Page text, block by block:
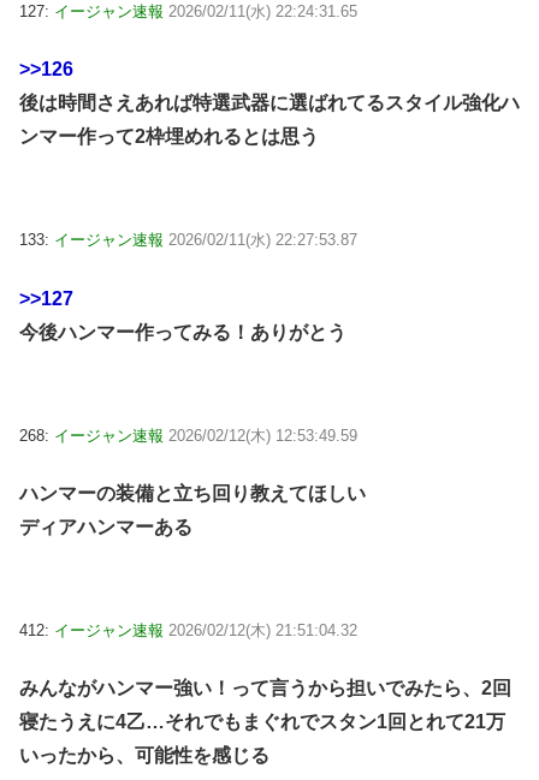
127: イージャン速報 2026/02/11(水) 22:24:31.65
>>126
後は時間さえあれば特選武器に選ばれてるスタイル強化ハ
ンマー作って2枠埋めれるとは思う
133: イージャン速報 2026/02/11(水) 22:27:53.87
>>127
今後ハンマー作ってみる！ありがとう
268: イージャン速報 2026/02/12(木) 12:53:49.59
ハンマーの装備と立ち回り教えてほしい
ディアハンマーある
412: イージャン速報 2026/02/12(木) 21:51:04.32
みんながハンマー強い！って言うから担いでみたら、2回
寝たうえに4乙…それでもまぐれでスタン1回とれて21万
いったから、可能性を感じる